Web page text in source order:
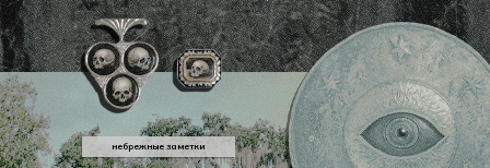
небрежные заметки